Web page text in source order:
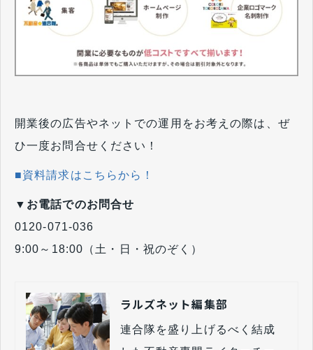
開業後の広告やネットでの運用をお考えの際は、ぜ
ひ一度お問合せください！
■資料請求はこちらから！
▼お電話でのお問合せ
0120-071-036
9:00～18:00（土・日・祝のぞく）
ラルズネット編集部
連合隊を盛り上げるべく結成